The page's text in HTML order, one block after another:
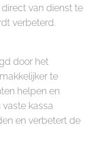
van dienst te
verbeterd.
door het
te
helpen en
kassa
en verbetert de